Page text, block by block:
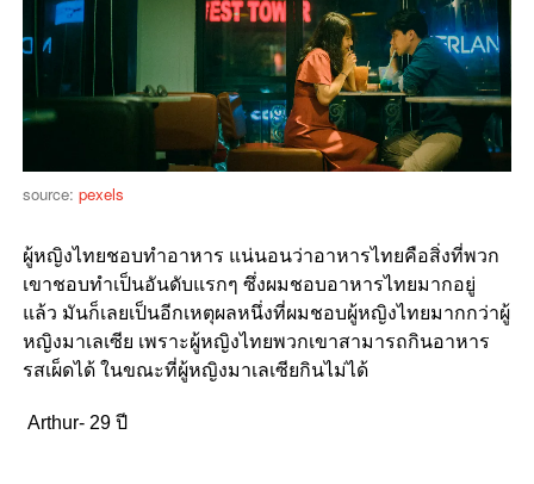
source: pexels
ผู้หญิงไทยชอบทำอาหาร แน่นอนว่าอาหารไทยคือสิ่งที่พวก
เขาชอบทำเป็นอันดับแรกๆ ซึ่งผมชอบอาหารไทยมากอยู่
แล้ว มันก็เลยเป็นอีกเหตุผลหนึ่งที่ผมชอบผู้หญิงไทยมากกว่าผู้
หญิงมาเลเซีย เพราะผู้หญิงไทยพวกเขาสามารถกินอาหาร
รสเผ็ดได้ ในขณะที่ผู้หญิงมาเลเซียกินไม่ได้
Arthur- 29 ปี